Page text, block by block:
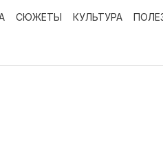
СЮЖЕТЫ КУЛЬТУРА